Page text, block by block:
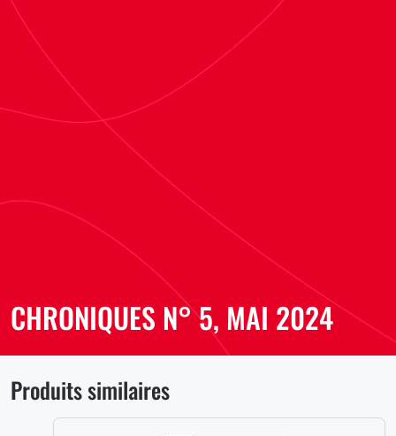
CHRONIQUES N° 5, MAI 2024
Produits similaires